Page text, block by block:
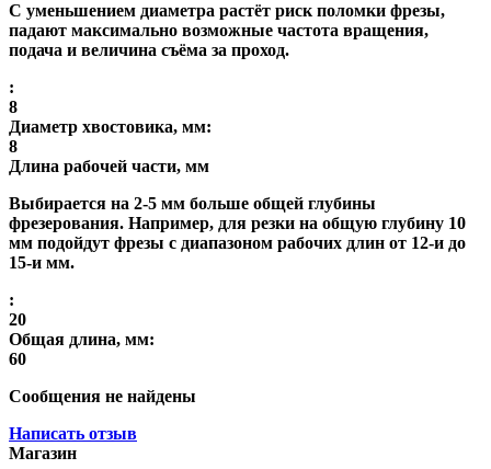
С уменьшением диаметра растёт риск поломки фрезы,
падают максимально возможные частота вращения,
подача и величина съёма за проход.
:
8
Диаметр хвостовика, мм:
8
Длина рабочей части, мм
Выбирается на 2-5 мм больше общей глубины
фрезерования. Например, для резки на общую глубину 10
мм подойдут фрезы с диапазоном рабочих длин от 12-и до
15-и мм.
:
20
Общая длина, мм:
60
Сообщения не найдены
Написать отзыв
Магазин